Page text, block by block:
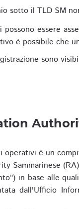
sotto il TLD SM
possono essere
è possibile che
sono
operativi è un
Sammarinese
in base alle
dall'Ufficio